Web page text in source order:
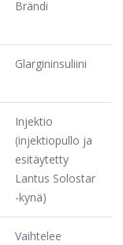
Brändi
Glargininsuliini
Injektio
(injektiopullo ja
esitäytetty
Lantus Solostar
-kynä)
Vaihtelee